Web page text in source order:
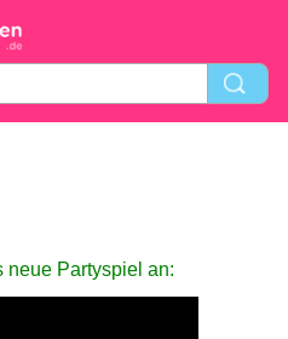
neue Partyspiel an: